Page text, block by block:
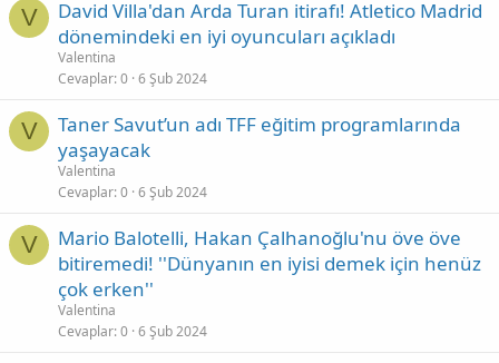
V
David Villa'dan Arda Turan itirafı! Atletico Madrid
dönemindeki en iyi oyuncuları açıkladı
Valentina
Cevaplar 0 6 Şub 2024
V
Taner Savut’un adı TFF eğitim programlarında
yaşayacak
Valentina
Cevaplar 0 6 Şub 2024
V
Mario Balotelli, Hakan Çalhanoğlu'nu öve öve
bitiremedi! ''Dünyanın en iyisi demek için henüz
çok erken''
Valentina
Cevaplar 0 6 Şub 2024